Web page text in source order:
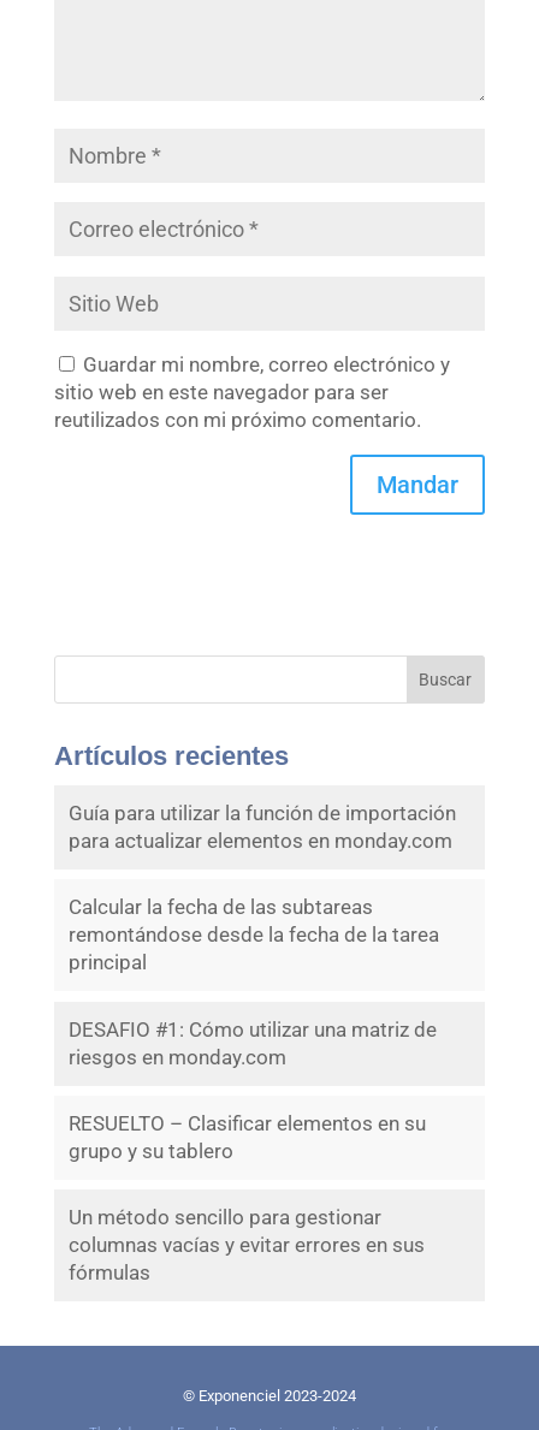
Guardar mi nombre, correo electrónico y
sitio web en este navegador para ser
reutilizados con mi próximo comentario.
Buscar
Artículos recientes
Guía para utilizar la función de importación
para actualizar elementos en monday.com
Calcular la fecha de las subtareas
remontándose desde la fecha de la tarea
principal
DESAFIO #1: Cómo utilizar una matriz de
riesgos en monday.com
RESUELTO – Clasificar elementos en su
grupo y su tablero
Un método sencillo para gestionar
columnas vacías y evitar errores en sus
fórmulas
© Exponenciel 2023-2024